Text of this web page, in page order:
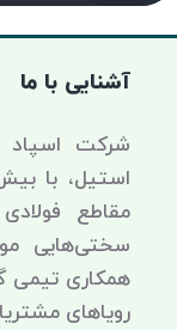
آشنایی با ما
شرکت اسپاد
مقاطع
سختی‌هایی
همکاری تیمی
رویاهای